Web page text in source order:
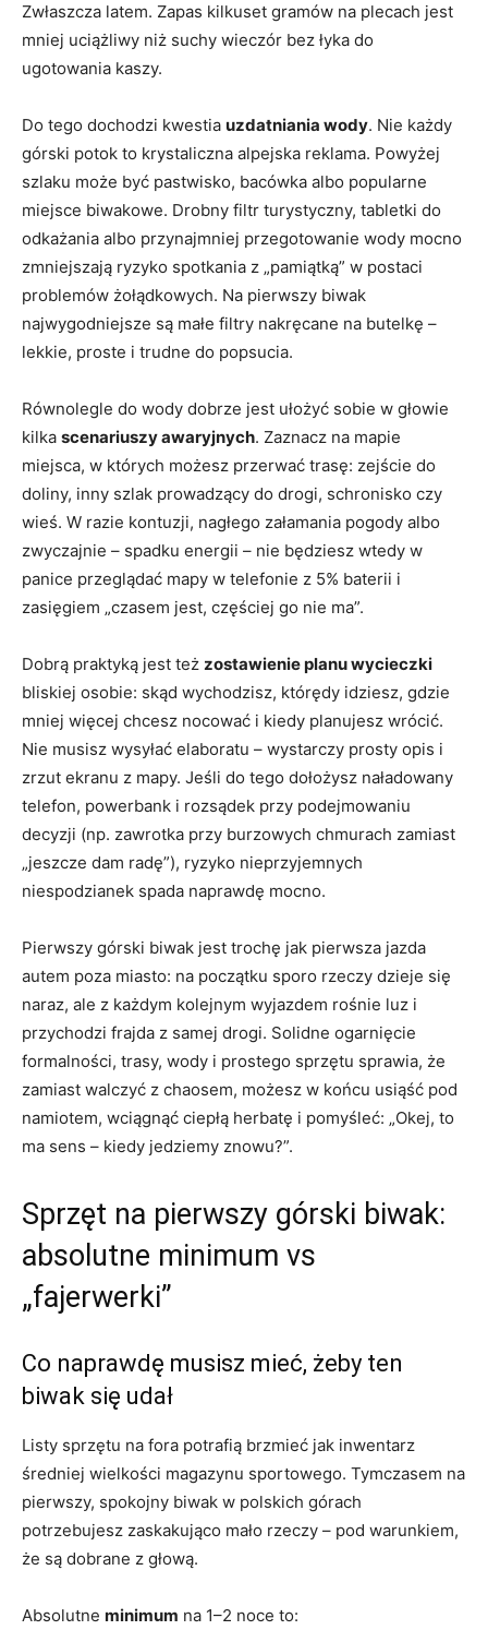
Zwłaszcza latem. Zapas kilkuset gramów na plecach jest
mniej uciążliwy niż suchy wieczór bez łyka do
ugotowania kaszy.
Do tego dochodzi kwestia uzdatniania wody. Nie każdy
górski potok to krystaliczna alpejska reklama. Powyżej
szlaku może być pastwisko, bacówka albo popularne
miejsce biwakowe. Drobny filtr turystyczny, tabletki do
odkażania albo przynajmniej przegotowanie wody mocno
zmniejszają ryzyko spotkania z „pamiątką” w postaci
problemów żołądkowych. Na pierwszy biwak
najwygodniejsze są małe filtry nakręcane na butelkę –
lekkie, proste i trudne do popsucia.
Równolegle do wody dobrze jest ułożyć sobie w głowie
kilka scenariuszy awaryjnych. Zaznacz na mapie
miejsca, w których możesz przerwać trasę: zejście do
doliny, inny szlak prowadzący do drogi, schronisko czy
wieś. W razie kontuzji, nagłego załamania pogody albo
zwyczajnie – spadku energii – nie będziesz wtedy w
panice przeglądać mapy w telefonie z 5% baterii i
zasięgiem „czasem jest, częściej go nie ma”.
Dobrą praktyką jest też zostawienie planu wycieczki
bliskiej osobie: skąd wychodzisz, którędy idziesz, gdzie
mniej więcej chcesz nocować i kiedy planujesz wrócić.
Nie musisz wysyłać elaboratu – wystarczy prosty opis i
zrzut ekranu z mapy. Jeśli do tego dołożysz naładowany
telefon, powerbank i rozsądek przy podejmowaniu
decyzji (np. zawrotka przy burzowych chmurach zamiast
„jeszcze dam radę”), ryzyko nieprzyjemnych
niespodzianek spada naprawdę mocno.
Pierwszy górski biwak jest trochę jak pierwsza jazda
autem poza miasto: na początku sporo rzeczy dzieje się
naraz, ale z każdym kolejnym wyjazdem rośnie luz i
przychodzi frajda z samej drogi. Solidne ogarnięcie
formalności, trasy, wody i prostego sprzętu sprawia, że
zamiast walczyć z chaosem, możesz w końcu usiąść pod
namiotem, wciągnąć ciepłą herbatę i pomyśleć: „Okej, to
ma sens – kiedy jedziemy znowu?”.
Sprzęt na pierwszy górski biwak:
absolutne minimum vs
„fajerwerki”
Co naprawdę musisz mieć, żeby ten
biwak się udał
Listy sprzętu na fora potrafią brzmieć jak inwentarz
średniej wielkości magazynu sportowego. Tymczasem na
pierwszy, spokojny biwak w polskich górach
potrzebujesz zaskakująco mało rzeczy – pod warunkiem,
że są dobrane z głową.
Absolutne minimum na 1–2 noce to: